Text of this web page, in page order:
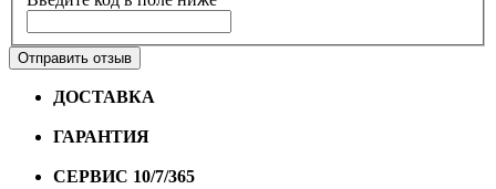
Отправить отзыв
ДОСТАВКА
ГАРАНТИЯ
СЕРВИС 10/7/365